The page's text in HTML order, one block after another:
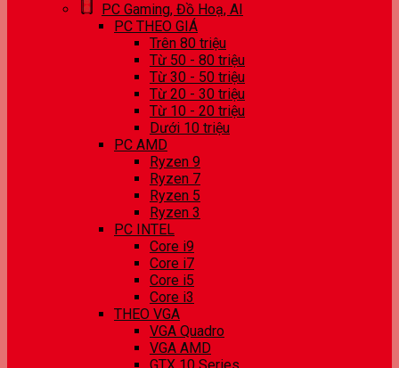
PC Gaming, Đồ Hoạ, AI
PC THEO GIÁ
Trên 80 triệu
Từ 50 - 80 triệu
Từ 30 - 50 triệu
Từ 20 - 30 triệu
Từ 10 - 20 triệu
Dưới 10 triệu
PC AMD
Ryzen 9
Ryzen 7
Ryzen 5
Ryzen 3
PC INTEL
Core i9
Core i7
Core i5
Core i3
THEO VGA
VGA Quadro
VGA AMD